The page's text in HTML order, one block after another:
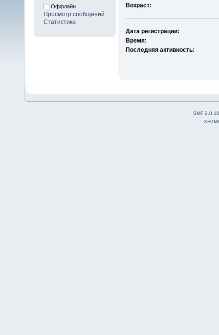
Оффлайн
Просмотр сообщений
Статистика
Возраст:
Дата регистрации:
Время:
Последняя активность:
SMF 2.0.10